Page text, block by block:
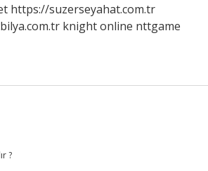
https://suzerseyahat.com.tr
knight online nttgame
?